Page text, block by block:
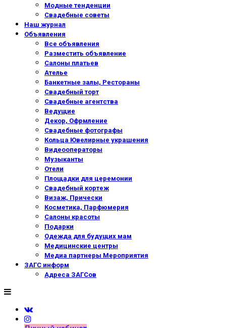
Модные тенденции
Свадебные советы
Наш журнал
Объявления
Все объявления
Разместить объявление
Салоны платьев
Ателье
Банкетные залы, Рестораны
Свадебный торт
Свадебные агентства
Ведущие
Декор, Офрмление
Свадебные фотографы
Кольца Ювелирные украшения
Видеооператоры
Музыканты
Отели
Площадки для церемонии
Свадебный кортеж
Визаж, Прически
Косметика, Парфюмерия
Салоны красоты
Подарки
Одежда для будущих мам
Медицинские центры
Медиа партнеры Мероприятия
ЗАГС информ
Адреса ЗАГСов